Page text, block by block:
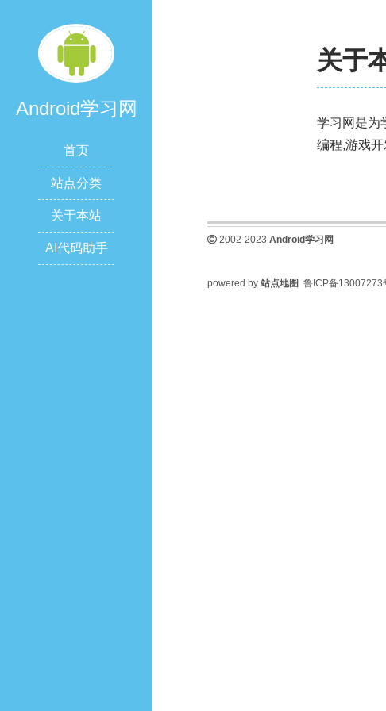
Android学习网
首页
站点分类
关于本站
AI代码助手
关于
学习网是为
编程,游戏
2002-2023Android学习网
powered by站点地图 鲁ICP备13007273